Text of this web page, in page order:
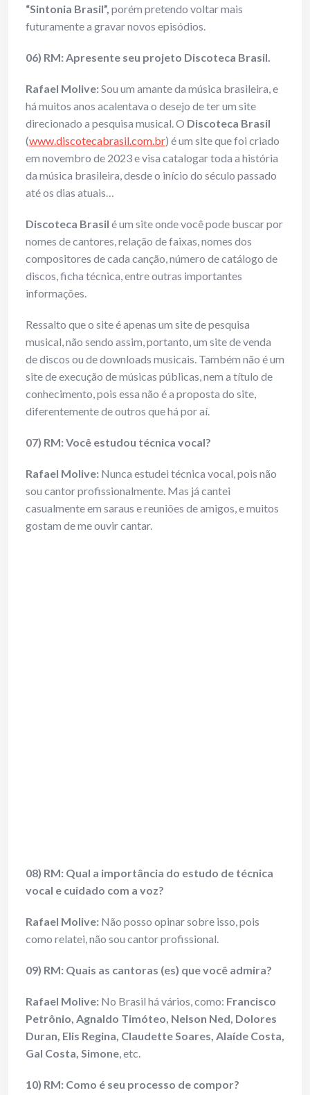
“Sintonia Brasil”, porém pretendo voltar mais
futuramente a gravar novos episódios.
06) RM: Apresente seu projeto Discoteca Brasil.
Rafael Molive:Sou um amante da música brasileira, e
há muitos anos acalentava o desejo de ter um site
direcionado a pesquisa musical. O Discoteca Brasil
(www.discotecabrasil.com.br) é um site que foi criado
em novembro de 2023 e visa catalogar toda a história
da música brasileira, desde o início do século passado
até os dias atuais…
Discoteca Brasil é um site onde você pode buscar por
nomes de cantores, relação de faixas, nomes dos
compositores de cada canção, número de catálogo de
discos, ficha técnica, entre outras importantes
informações.
Ressalto que o site é apenas um site de pesquisa
musical, não sendo assim, portanto, um site de venda
de discos ou de downloads musicais. Também não é um
site de execução de músicas públicas, nem a título de
conhecimento, pois essa não é a proposta do site,
diferentemente de outros que há por aí.
07) RM: Você estudou técnica vocal?
Rafael Molive: Nunca estudei técnica vocal, pois não
sou cantor profissionalmente. Mas já cantei
casualmente em saraus e reuniões de amigos, e muitos
gostam de me ouvir cantar.
08) RM: Qual a importância do estudo de técnica
vocal e cuidado com a voz?
Rafael Molive: Não posso opinar sobre isso, pois
como relatei, não sou cantor profissional.
09) RM: Quais as cantoras (es) que você admira?
Rafael Molive: No Brasil há vários, como: Francisco
Petrônio, Agnaldo Timóteo, Nelson Ned, Dolores
Duran, Elis Regina, Claudette Soares, Alaíde Costa,
Gal Costa, Simone, etc.
10) RM: Como é seu processo de compor?